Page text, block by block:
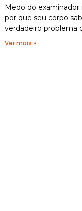
Medo do examinador
por que seu corpo
verdadeiro problema
Ver mais »